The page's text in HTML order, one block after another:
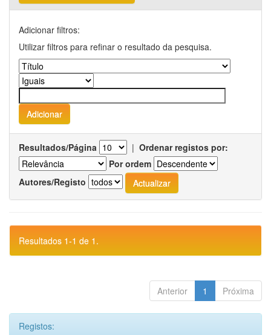
Adicionar filtros:
Utilizar filtros para refinar o resultado da pesquisa.
Resultados/Página | Ordenar registos por:
Por ordem
Autores/Registo
Resultados 1-1 de 1.
Anterior 1 Próxima
Registos: